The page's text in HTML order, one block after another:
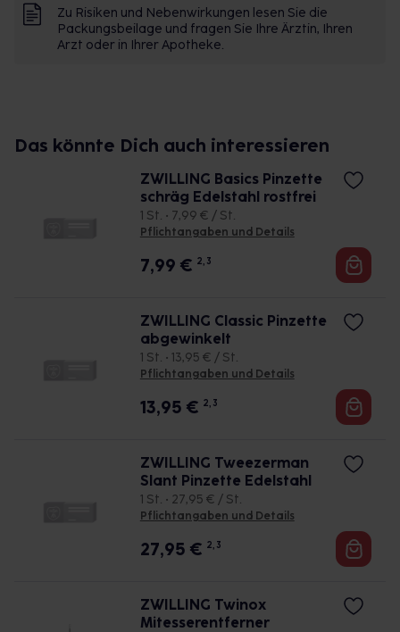
Zu Risiken und Nebenwirkungen lesen Sie die
Packungsbeilage und fragen Sie Ihre Ärztin, Ihren
Arzt oder in Ihrer Apotheke.
Das könnte Dich auch interessieren
ZWILLING Basics Pinzette
schräg Edelstahl rostfrei
1 St. • 7,99 € / St.
Pflichtangaben und Details
7,99 € 2, 3
ZWILLING Classic Pinzette
abgewinkelt
1 St. • 13,95 € / St.
Pflichtangaben und Details
13,95 € 2, 3
ZWILLING Tweezerman
Slant Pinzette Edelstahl
1 St. • 27,95 € / St.
Pflichtangaben und Details
27,95 € 2, 3
ZWILLING Twinox
Mitesserentferner